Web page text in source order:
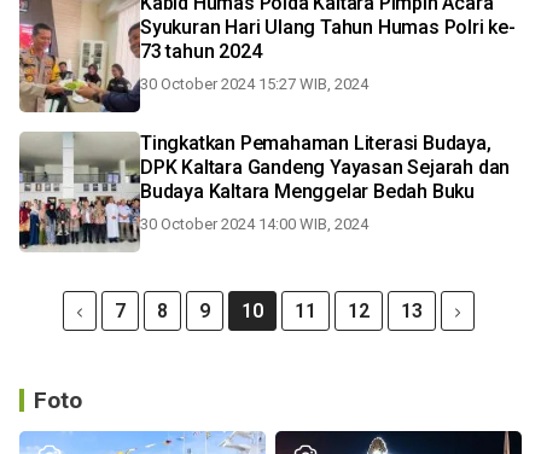
Syukuran Hari Ulang Tahun Humas Polri ke-
73 tahun 2024
30 October 2024 15:27 WIB, 2024
Tingkatkan Pemahaman Literasi Budaya,
DPK Kaltara Gandeng Yayasan Sejarah dan
Budaya Kaltara Menggelar Bedah Buku
30 October 2024 14:00 WIB, 2024
7 8 9 10 11 12 13
Foto